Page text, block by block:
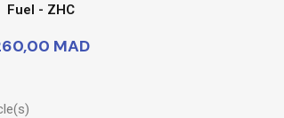
Fuel - ZHC
MAD